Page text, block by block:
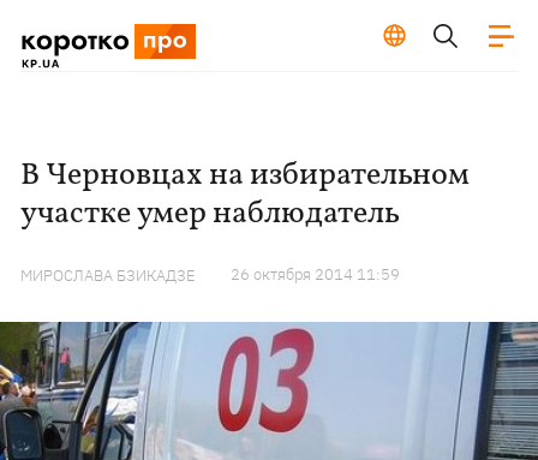
В Черновцах на избирательном
участке умер наблюдатель
МИРОСЛАВА БЗИКАДЗЕ 26 октября 2014 11:59